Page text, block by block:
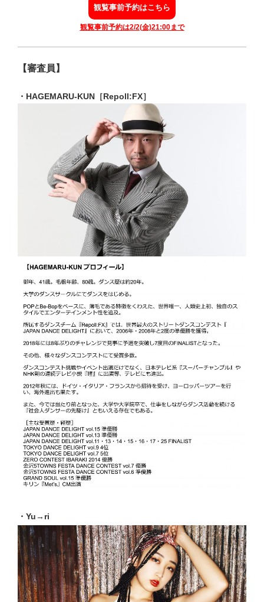
観覧事前予約はこちら
観覧事前予約は2/2(金)21:00まで
【審査員】
・HAGEMARU-KUN［Repoll:FX］
・Yu→ri